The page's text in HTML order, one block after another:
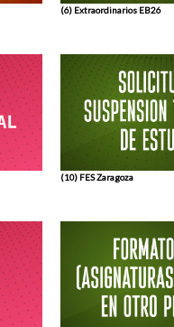
(6) Extraordinarios EB26
(10) FES Zaragoza